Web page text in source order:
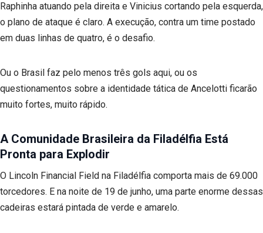
Raphinha atuando pela direita e Vinicius cortando pela esquerda,
o plano de ataque é claro. A execução, contra um time postado
em duas linhas de quatro, é o desafio.
Ou o Brasil faz pelo menos três gols aqui, ou os
questionamentos sobre a identidade tática de Ancelotti ficarão
muito fortes, muito rápido.
A Comunidade Brasileira da Filadélfia Está
Pronta para Explodir
O Lincoln Financial Field na Filadélfia comporta mais de 69.000
torcedores. E na noite de 19 de junho, uma parte enorme dessas
cadeiras estará pintada de verde e amarelo.